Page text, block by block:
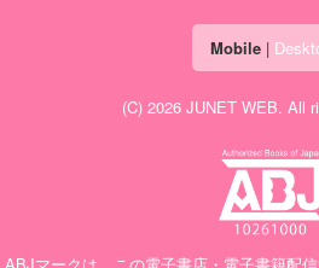
Mobile|
(C) 2026 JUNET WEB. All